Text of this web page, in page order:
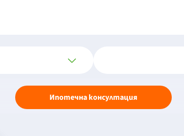
Ипотечна консултация